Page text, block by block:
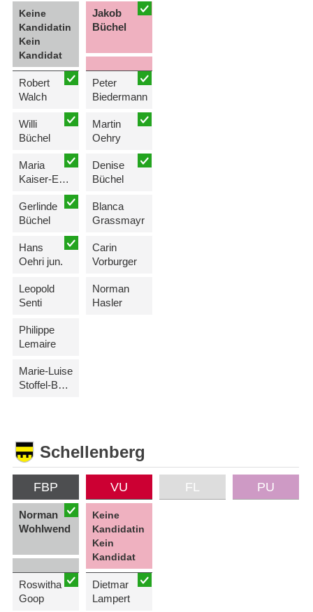
Keine
Kandidatin
Kein
Kandidat
Robert
Walch
Willi
Büchel
Maria
Kaiser-Eberle
Gerlinde
Büchel
Hans
Oehri jun.
Leopold
Senti
Philippe
Lemaire
Marie-Luise
Stoffel-Büchel
Jakob
Büchel
Peter
Biedermann
Martin
Oehry
Denise
Büchel
Blanca
Grassmayr
Carin
Vorburger
Norman
Hasler
Schellenberg
FBP
Norman
Wohlwend
Roswitha
Goop
VU
Keine
Kandidatin
Kein
Kandidat
Dietmar
Lampert
FL PU